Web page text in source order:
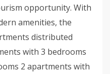
opportunity. With
amenities, the
distributed
with 3 bedrooms
2 apartments with